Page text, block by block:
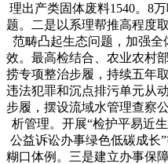
理出产类固体废料1540。8
题。二是以系理帮推高程度
范畴凸起生态问题，加强
效。最高检结合、农业农村
捞专项整治步履，持续五年
违法犯罪和沉点排污单元从
步履，摆设流域水管理查察
析管理。开展“检护平易近
公益诉讼办事绿色低碳成长
糊口体例。三是建立办事保